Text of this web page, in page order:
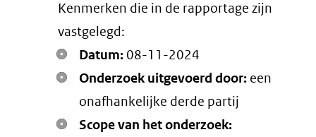
Kenmerken die in de rapportage zijn
vastgelegd:
Datum: 08-11-2024
Onderzoek uitgevoerd door: een
onafhankelijke derde partij
Scope van het onderzoek: